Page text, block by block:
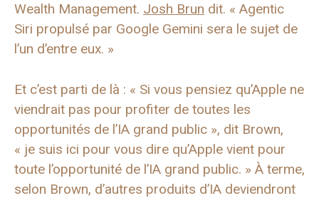
Wealth Management. Josh Brun dit. « Agentic
Siri propulsé par Google Gemini sera le sujet de
l’un d’entre eux. »
Et c’est parti de là : « Si vous pensiez qu’Apple ne
viendrait pas pour profiter de toutes les
opportunités de l’IA grand public », dit Brown,
« je suis ici pour vous dire qu’Apple vient pour
toute l’opportunité de l’IA grand public. » À terme,
selon Brown, d’autres produits d’IA deviendront